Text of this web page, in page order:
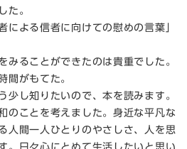
た。
による信者に向けての慰めの言葉」
みることができたのは貴重でした。
間がもてた。
少し知りたいので、本を読みます。
のことを考えました。身近な平凡な
人間一人ひとりのやさしさ、人を思
。日々心にとめて生活したいと思い